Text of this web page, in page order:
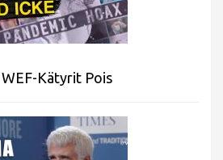
Kätyrit Pois